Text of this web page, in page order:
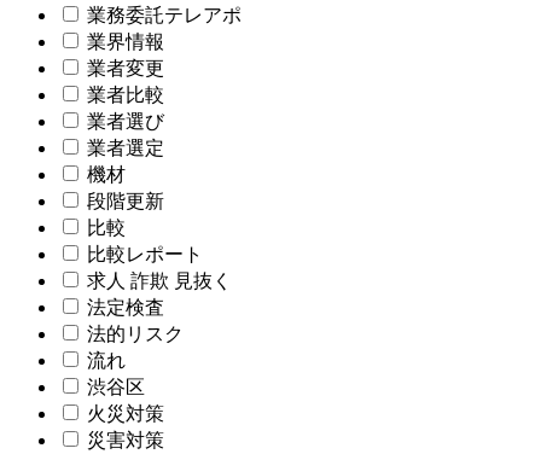
業務委託テレアポ
業界情報
業者変更
業者比較
業者選び
業者選定
機材
段階更新
比較
比較レポート
求人 詐欺 見抜く
法定検査
法的リスク
流れ
渋谷区
火災対策
災害対策